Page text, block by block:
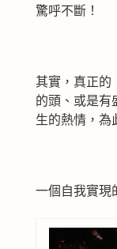
驚呼不斷！
其實，真正的
的頭、或是有
生的熱情，為
一個自我實現